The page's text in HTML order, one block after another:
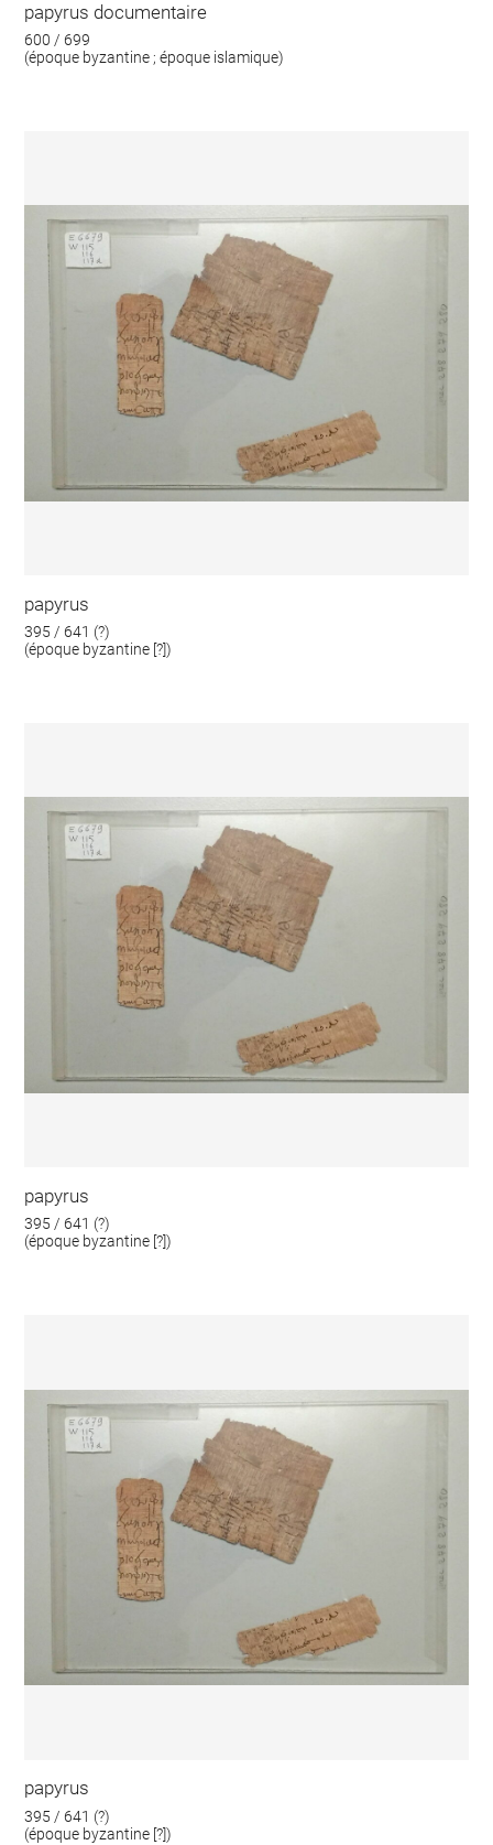
papyrus documentaire
600 / 699
(époque byzantine ; époque islamique)
papyrus
395 / 641 (?)
(époque byzantine [?])
papyrus
395 / 641 (?)
(époque byzantine [?])
papyrus
395 / 641 (?)
(époque byzantine [?])